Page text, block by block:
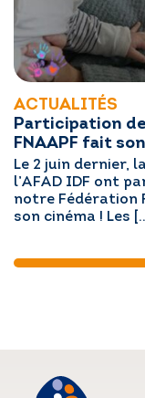
ACTUALITÉS
Participation de
FNAAPF fait
Le 2 juin dernier,
l’AFAD IDF ont
notre Fédération
son cinéma ! Les